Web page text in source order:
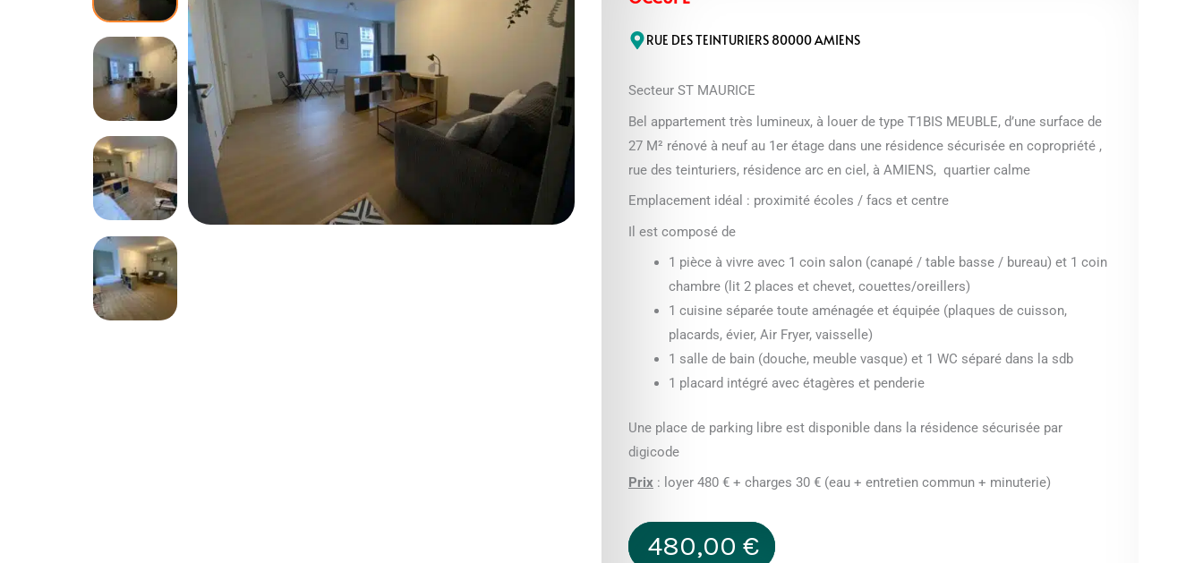
RUE DES TEINTURIERS 80000 AMIENS
Secteur ST MAURICE
Bel appartement très lumineux, à louer de type T1BIS MEUBLE, d’une surface de
27 M² rénové à neuf au 1er étage dans une résidence sécurisée en copropriété ,
rue des teinturiers, résidence arc en ciel, à AMIENS, quartier calme
Emplacement idéal : proximité écoles / facs et centre
Il est composé de
1 pièce à vivre avec 1 coin salon (canapé / table basse / bureau) et 1 coin
chambre (lit 2 places et chevet, couettes/oreillers)
1 cuisine séparée toute aménagée et équipée (plaques de cuisson,
placards, évier, Air Fryer, vaisselle)
1 salle de bain (douche, meuble vasque) et 1 WC séparé dans la sdb
1 placard intégré avec étagères et penderie
Une place de parking libre est disponible dans la résidence sécurisée par
digicode
Prix : loyer 480 € + charges 30 € (eau + entretien commun + minuterie)
480,00 €